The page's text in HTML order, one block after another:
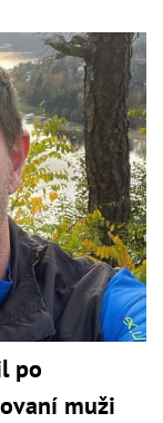
po
muži